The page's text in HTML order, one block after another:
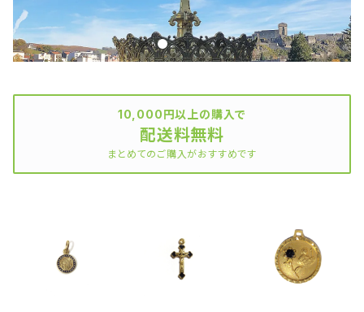
10,000円以上の購入で
配送料無料
まとめてのご購入がおすすめです